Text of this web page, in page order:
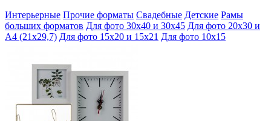
Интерьерные Прочие форматы Свадебные Детские Рамы
больших форматов Для фото 30х40 и 30х45 Для фото 20х30 и
А4 (21х29,7) Для фото 15х20 и 15х21 Для фото 10х15